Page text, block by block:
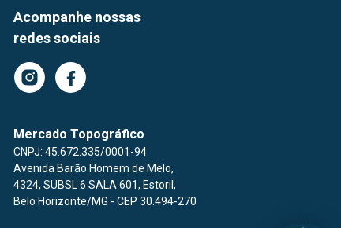
Acompanhe nossas
redes sociais
Mercado Topográfico
CNPJ: 45.672.335/0001-94
Avenida Barão Homem de Melo,
4324, SUBSL 6 SALA 601, Estoril,
Belo Horizonte/MG - CEP 30.494-270